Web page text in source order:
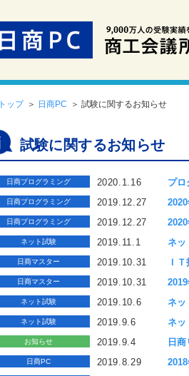
トップ ＞ 日商PC ＞ 試験に関するお知らせ
試験に関するお知らせ
日商プログラミング 2020.1.16 プロ
日商プログラミング 2019.12.27
日商プログラミング 2019.12.27
ネット試験 2019.11.1 ネッ
日商マスター 2019.10.31 Ｉ
日商マスター 2019.10.31
ネット試験 2019.10.6 ネッ
ネット試験 2019.9.6 ネッ
お知らせ 2019.9.4 日
日商PC 2019.8.29